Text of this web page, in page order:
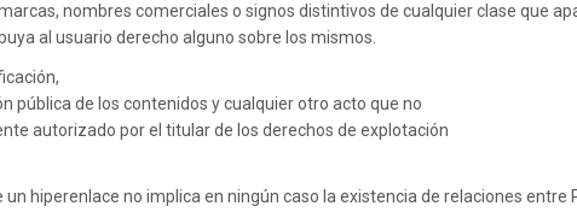
nombres comerciales o signos distintivos de cualquier clase que
al usuario derecho alguno sobre los mismos.
pública de los contenidos y cualquier otro acto que no
autorizado por el titular de los derechos de explotación
un hiperenlace no implica en ningún caso la existencia de relaciones